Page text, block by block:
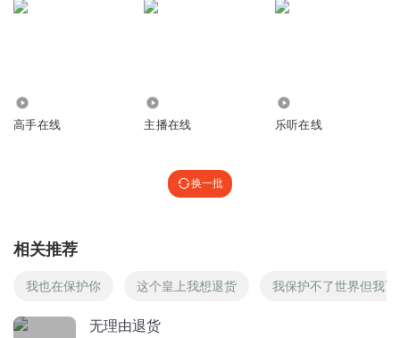
高手在线 主播在线 乐听在线
换一批
相关推荐
我也在保护你 这个皇上我想退货 我保护不了世界但我
无理由退货